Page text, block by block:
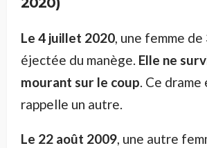
Le 4 juillet 2020, une femme
éjectée du manège. Elle ne
mourant sur le coup. Ce
rappelle un autre.
Le 22 août 2009, une autre